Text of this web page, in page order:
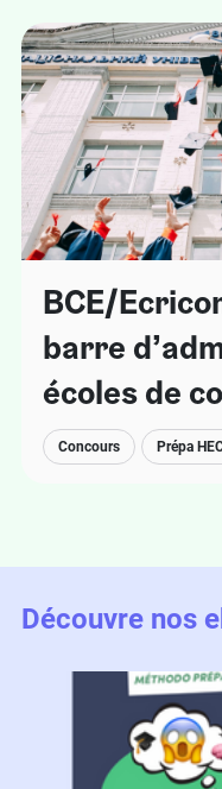
BCE/
barre
écoles de
Concours Prépa
Découvre nos